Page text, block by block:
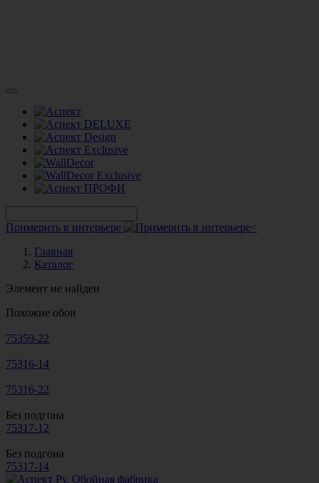
Примерить в интерьере
Главная
Каталог
Элемент не найден
Похожие обои
75359-22
75316-14
75316-22
Без подгона
75317-12
Без подгона
75317-14